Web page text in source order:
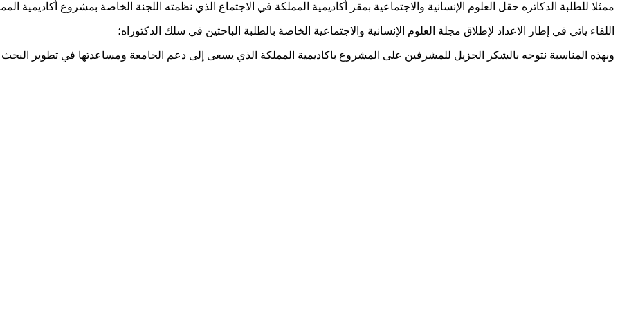
ممثلا للطلبة الدكاتره حقل العلوم الإنسانية والاجتماعية بمقر أكاديمية المملكة في الاجتماع الذي نظمته اللجنة الخاصة بمشروع أكاديمية
اللقاء ياتي في إطار الاعداد لإطلاق مجلة العلوم الإنسانية والاجتماعية الخاصة بالطلبة الباحثين في سلك الدكتوراه؛
وبهذه المناسبة نتوجه بالشكر الجزيل للمشرفين على المشروع باكاديمية المملكة الذي يسعى إلى دعم الجامعة ومساعدتها في تطوير البحث